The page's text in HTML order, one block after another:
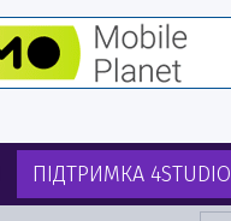
ПІДТРИМКА 4STUDIO